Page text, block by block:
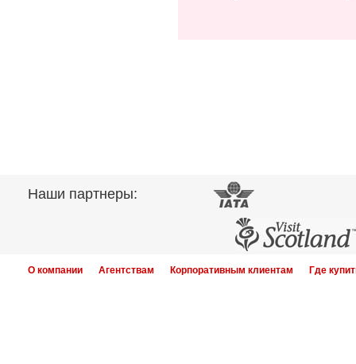
Наши партнеры:
О компании Агентствам Корпоративным клиентам Где